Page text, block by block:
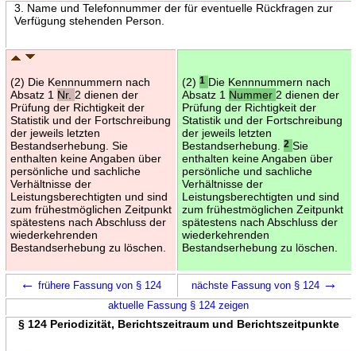
3. Name und Telefonnummer der für eventuelle Rückfragen zur
Verfügung stehenden Person.
(2) Die Kennnummern nach
Absatz 1 Nr. 2 dienen der
Prüfung der Richtigkeit der
Statistik und der Fortschreibung
der jeweils letzten
Bestandserhebung. Sie
enthalten keine Angaben über
persönliche und sachliche
Verhältnisse der
Leistungsberechtigten und sind
zum frühestmöglichen Zeitpunkt
spätestens nach Abschluss der
wiederkehrenden
Bestandserhebung zu löschen.
(2) 1 Die Kennnummern nach
Absatz 1 Nummer 2 dienen der
Prüfung der Richtigkeit der
Statistik und der Fortschreibung
der jeweils letzten
Bestandserhebung.
2 Sie
enthalten keine Angaben über
persönliche und sachliche
Verhältnisse der
Leistungsberechtigten und sind
zum frühestmöglichen Zeitpunkt
spätestens nach Abschluss der
wiederkehrenden
Bestandserhebung zu löschen.
← frühere Fassung von § 124 nächste Fassung von § 124 →
aktuelle Fassung § 124 zeigen
§ 124 Periodizität, Berichtszeitraum und Berichtszeitpunkte